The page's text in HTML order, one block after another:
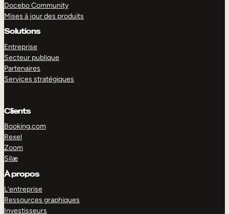
Docebo Community
Mises à jour des produits
Solutions
Entreprise
Secteur publique
Partenaires
Services stratégiques
Clients
Booking.com
Rexel
Zoom
Silæ
À propos
L’entreprise
Ressources graphiques
Investisseurs